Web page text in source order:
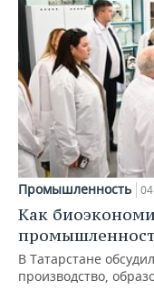
Промышленность
Как
В Татарстане
производство,